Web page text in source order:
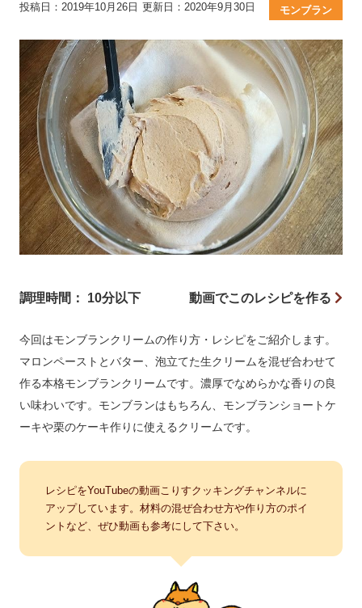
投稿日：2019年10月26日 更新日：2020年9月30日 モンブラン
調理時間： 10分以下 動画でこのレシピを作る
今回はモンブランクリームの作り方・レシピをご紹介します。
マロンペーストとバター、泡立てた生クリームを混ぜ合わせて
作る本格モンブランクリームです。濃厚でなめらかな香りの良
い味わいです。モンブランはもちろん、モンブランショートケ
ーキや栗のケーキ作りに使えるクリームです。
レシピをYouTubeの動画こりすクッキングチャンネルに
アップしています。材料の混ぜ合わせ方や作り方のポイ
ントなど、ぜひ動画も参考にして下さい。